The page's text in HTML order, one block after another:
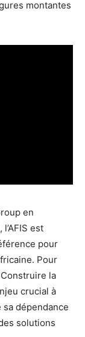
montantes
en
est
pour
Pour
la
crucial à
dépendance
solutions